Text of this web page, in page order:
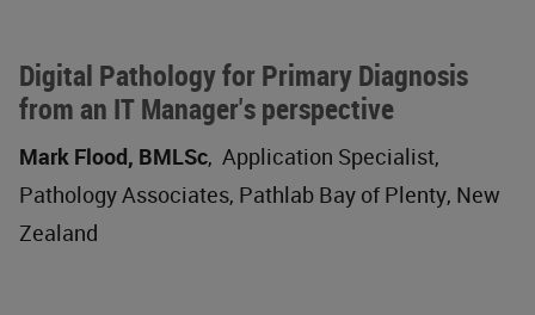
Digital Pathology for Primary Diagnosis
from an IT Manager's perspective
Mark Flood, BMLSc, Application Specialist,
Pathology Associates, Pathlab Bay of Plenty, New
Zealand